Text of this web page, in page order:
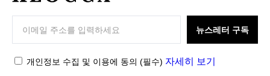
C
C
뉴스레터 구독
개인정보 수집 및 이용에 동의 (필수) 자세히 보기